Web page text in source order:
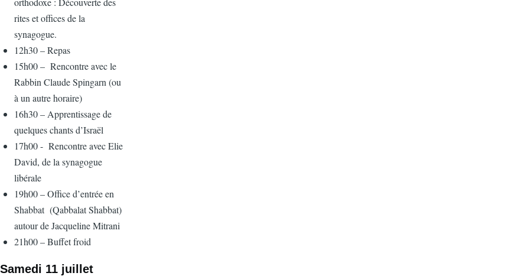
rites et offices de la
synagogue.
12h30 – Repas
15h00 – Rencontre avec le
Rabbin Claude Spingarn (ou
à un autre horaire)
16h30 – Apprentissage de
quelques chants d’Israël
17h00 - Rencontre avec Elie
David, de la synagogue
libérale
19h00 – Office d’entrée en
Shabbat (Qabbalat Shabbat)
autour de Jacqueline Mitrani
21h00 – Buffet froid
Samedi 11 juillet